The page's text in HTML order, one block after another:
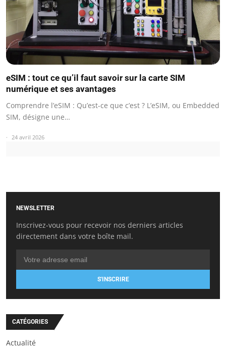
eSIM : tout ce qu’il faut savoir sur la carte SIM
numérique et ses avantages
Comprendre l’eSIM : Qu’est-ce que c’est ? L’eSIM, ou Embedded
SIM, désigne une…
24 avril 2026
NEWSLETTER
Inscrivez-vous pour recevoir nos derniers articles
directement dans votre boîte mail.
S'INSCRIRE
CATÉGORIES
Actualité